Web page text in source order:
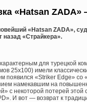
«Hatsan
«Hatsan ZADA»,
назад «Страйкера».
для турецкой
25х100) имели
появился «Striker Edge»
намекавшим на
с некоторой потерей этой
И вот — возврат к